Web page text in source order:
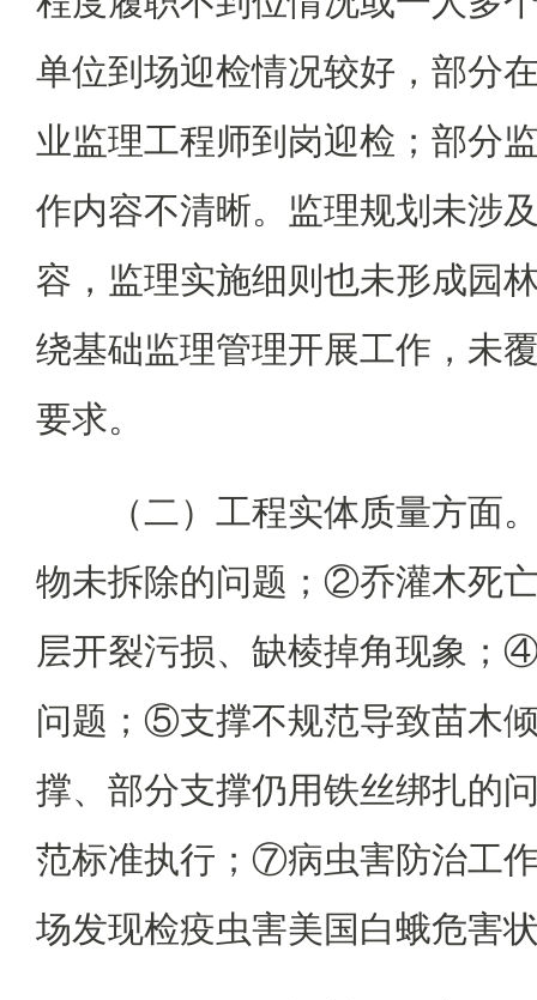
单位到场迎检情况较好，部分
业监理工程师到岗迎检；部分
作内容不清晰。监理规划未涉
容，监理实施细则也未形成园
绕基础监理管理开展工作，未
要求。
（二）工程实体质量方面
物未拆除的问题；②乔灌木死
层开裂污损、缺棱掉角现象；
问题；⑤支撑不规范导致苗木
撑、部分支撑仍用铁丝绑扎的
范标准执行；⑦病虫害防治工
场发现检疫虫害美国白蛾危害